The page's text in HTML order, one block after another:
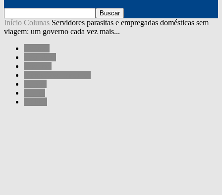
Início Colunas Servidores parasitas e empregadas domésticas sem
viagem: um governo cada vez mais...